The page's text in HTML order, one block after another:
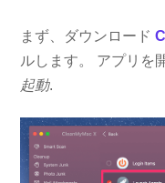
まず、ダウンロード
ルします。 アプリを
起動.